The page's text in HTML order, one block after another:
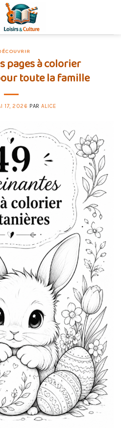
pages à colorier
toute la famille
17, 2026 PARALICE